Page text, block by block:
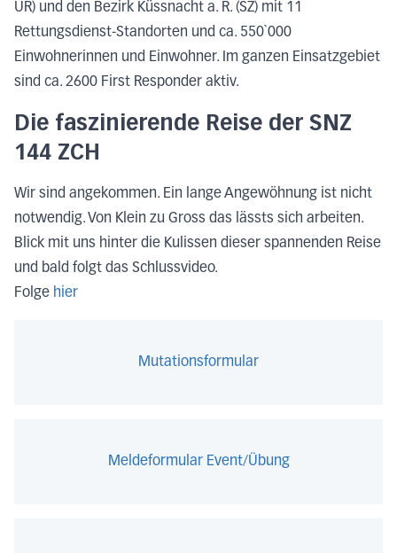
UR) und den Bezirk Küssnacht a. R. (SZ) mit 11
Rettungsdienst-Standorten und ca. 550`000
Einwohnerinnen und Einwohner. Im ganzen Einsatzgebiet
sind ca. 2600 First Responder aktiv.
Die faszinierende Reise der SNZ
144 ZCH
Wir sind angekommen. Ein lange Angewöhnung ist nicht
notwendig. Von Klein zu Gross das lässts sich arbeiten.
Blick mit uns hinter die Kulissen dieser spannenden Reise
und bald folgt das Schlussvideo.
Folge hier
Mutationsformular
Meldeformular Event/Übung